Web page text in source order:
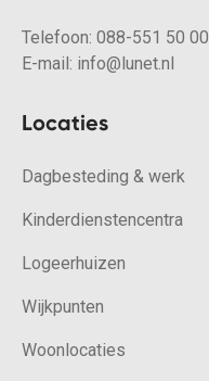
Telefoon: 088-551 50 00
E-mail: info@lunet.nl
Locaties
Dagbesteding & werk
Kinderdienstencentra
Logeerhuizen
Wijkpunten
Woonlocaties